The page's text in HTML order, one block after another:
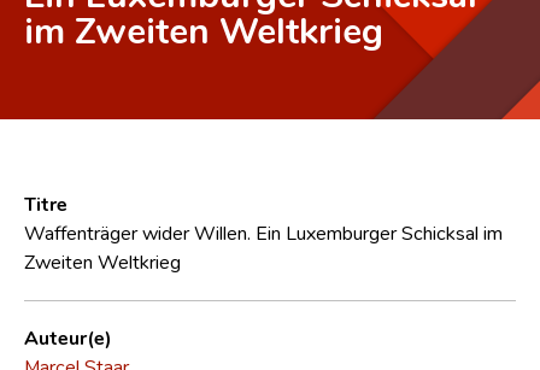
Accueil
Recherche avancée
CNL
Équipe scientifique
im Zweiten Weltkrieg
Titre
Waffenträger wider Willen. Ein Luxemburger Schicksal im
Zweiten Weltkrieg
Auteur(e)